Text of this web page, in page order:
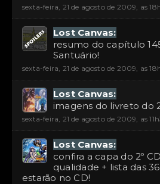
sexta-feira, 21 de agosto de 2009, as
Lost Canvas:
resumo do capítulo
Santuário!
sexta-feira, 21 de agosto de 2009, as
Lost Canvas:
imagens do livreto do
sexta-feira, 21 de agosto de 2009, as
Lost Canvas:
confira a capa do 2º
qualidade + lista das
estarão no CD!